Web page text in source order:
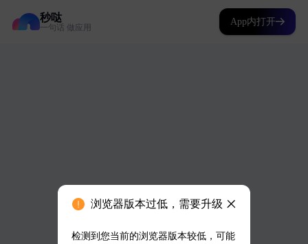
秒哒
一句话 做应用
App内打开
浏览器版本过低，需要升级
检测到您当前的浏览器版本较低，可能